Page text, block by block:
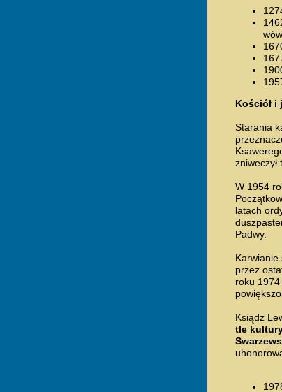
Kościół i
Starania
zniweczył
W 1954
latach
Padwy.
Karwianie
przez
roku 1974
Ksiądz
tle